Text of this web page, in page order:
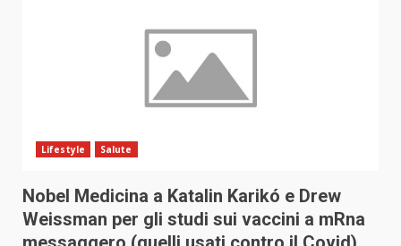
Lifestyle Salute
Nobel Medicina a Katalin Karikó e Drew
Weissman per gli studi sui vaccini a mRna